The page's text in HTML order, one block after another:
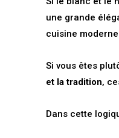
une grande
cuisine
Si vous êtes
et la tradition,
Dans cette